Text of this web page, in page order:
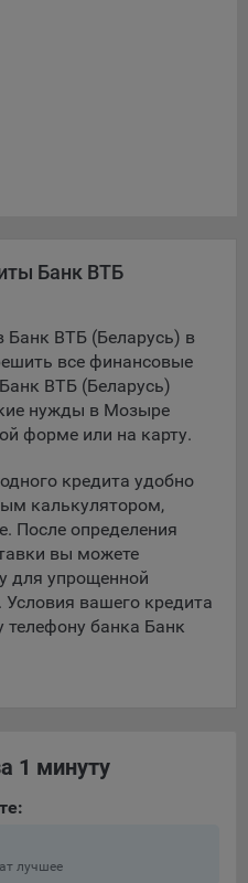
работы
например, для настройки
собирают информацию о
его предпочтениях и
информацию о
и других местных
образом
Данные файлы cookie
пользователь
Обществу вносить в них
какие страницы
всего, помогают
при использовании
есть возможность
использования
информацию для
для определения целевой
например Яндекс.Метрика,
на сервере Общества и не
Банк ВТБ
Банк ВТБ (Беларусь) в
все финансовые
ВТБ (Беларусь)
нужды в Мозыре
форме или на карту.
кредита удобно
калькулятором,
После определения
вы можете
для упрощенной
вашего кредита
телефону банка Банк
1 минуту
лучшее